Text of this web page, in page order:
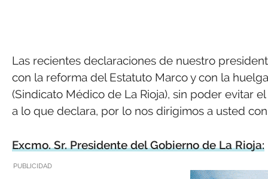
Las recientes declaraciones de nuestro
con la reforma del Estatuto Marco y con la
(Sindicato Médico de La Rioja), sin poder evitar
a lo que declara, por lo nos dirigimos a usted
Excmo. Sr. Presidente del Gobierno de La Rioja:
PUBLICIDAD